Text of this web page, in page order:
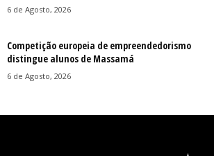
6 de Agosto, 2026
Competição europeia de empreendedorismo
distingue alunos de Massamá
6 de Agosto, 2026